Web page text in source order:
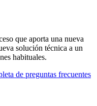
que aporta una nueva
solución técnica a un
habituales.
de preguntas frecuentes